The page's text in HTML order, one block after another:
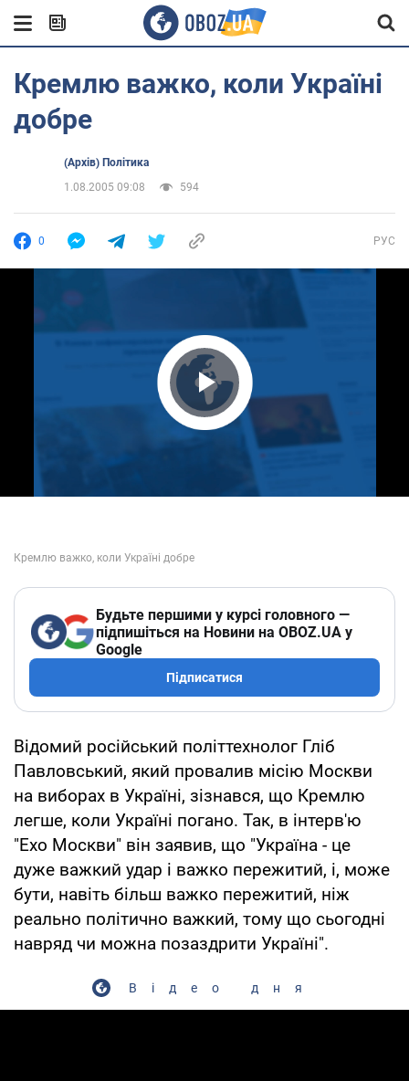
Кремлю важко, коли Україні
добре
(Архів) Політика
1.08.2005 09:08
594
0 РУС
Play Video
Будьте першими у курсі головного —
підпишіться на Новини на OBOZ.UA у
Google
Підписатися
Відомий російський політтехнолог Гліб
Павловський, який провалив місію Москви
на виборах в Україні, зізнався, що Кремлю
легше, коли Україні погано. Так, в інтерв'ю
"Ехо Москви" він заявив, що "Україна - це
дуже важкий удар і важко пережитий, і, може
бути, навіть більш важко пережитий, ніж
реально політично важкий, тому що сьогодні
навряд чи можна позаздрити Україні".
Відео дня